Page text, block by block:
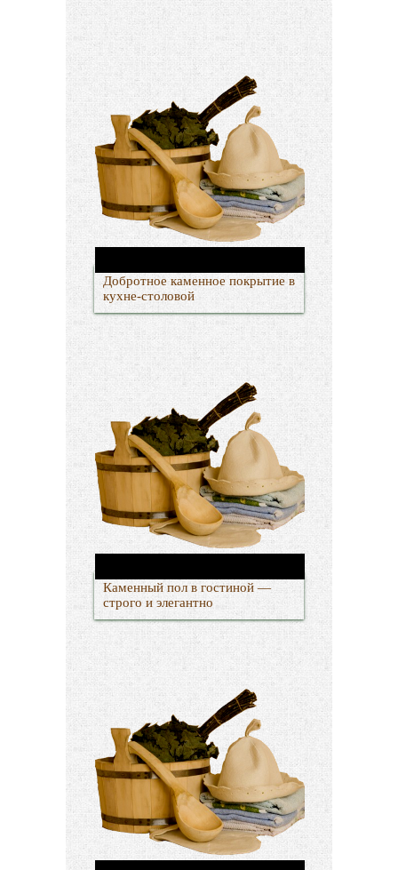
Добротное каменное покрытие в
кухне-столовой
Каменный пол в гостиной —
строго и элегантно